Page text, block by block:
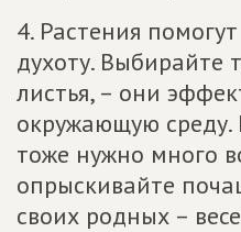
4. Растения
духоту. Выбирайте
листья, – они
окружающую
тоже нужно много
опрыскивайте
своих родных –